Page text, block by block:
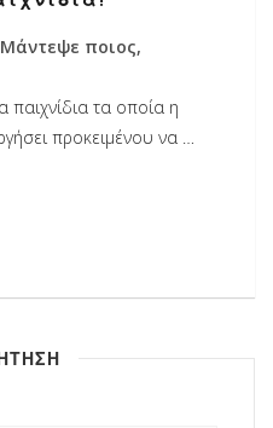
ποιος,
παιχνίδια τα οποία η
προκειμένου να …